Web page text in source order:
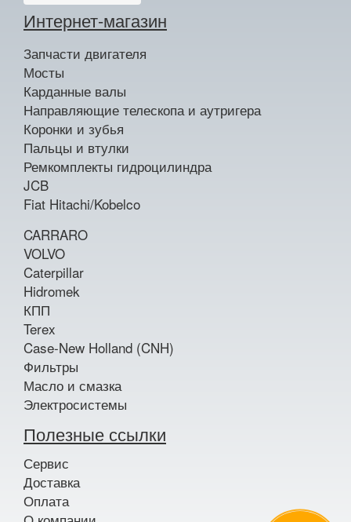
Интернет-магазин
Запчасти двигателя
Мосты
Карданные валы
Направляющие телескопа и аутригера
Коронки и зубья
Пальцы и втулки
Ремкомплекты гидроцилиндра
JCB
Fiat Hitachi/Kobelco
CARRARO
VOLVO
Caterpillar
Hidromek
КПП
Terex
Case-New Holland (CNH)
Фильтры
Масло и смазка
Электросистемы
Полезные ссылки
Сервис
Доставка
Оплата